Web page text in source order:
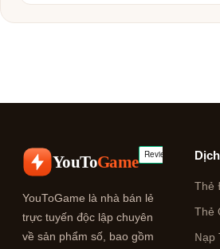
YouToGame
YouToGame là nhà bán lẻ
trực tuyến độc lập chuyên
về sản phẩm số, bao gồm
Thẻ
Thẻ
Nạp